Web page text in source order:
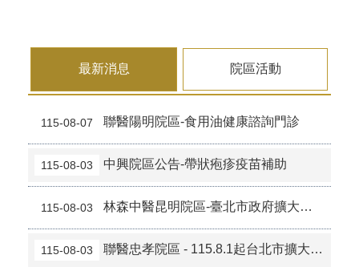
最新消息 院區活動
115-08-07 聯醫陽明院區-食用油健康諮詢門診
115-08-03 中興院區公告-帶狀疱疹疫苗補助
115-08-03 林森中醫昆明院區-臺北市政府擴大補助帶狀疱疹疫苗公告
115-08-03 聯醫忠孝院區 - 115.8.1起台北市擴大帶狀疱疹疫苗補助